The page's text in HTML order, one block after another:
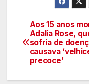
de
artigos
Aos 15 anos
Adalia Rose,
sofria de
causava
precoce’